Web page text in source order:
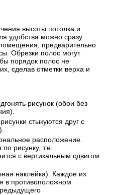
высоты потолка и
удобства можно сразу
предварительно
Обрезки полос могут
порядок полос не
сделав отметки верха и
рисунок (обои без
стыкуются друг с
расположение.
рисунку, т.е.
с вертикальным сдвигом
наклейка). Каждое из
в противоположном